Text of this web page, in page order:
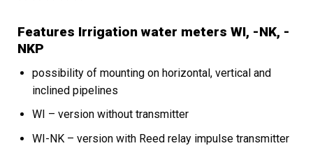
Features Irrigation water meters WI, -NK, -
NKP
possibility of mounting on horizontal, vertical and
inclined pipelines
WI – version without transmitter
WI-NK – version with Reed relay impulse transmitter